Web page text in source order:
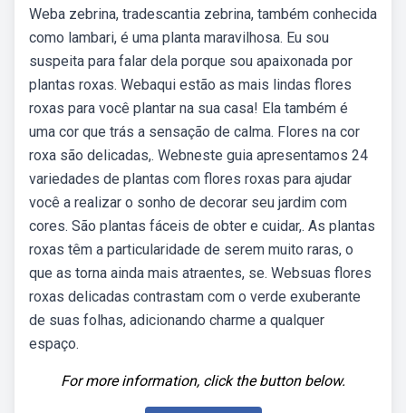
Weba zebrina, tradescantia zebrina, também conhecida
como lambari, é uma planta maravilhosa. Eu sou
suspeita para falar dela porque sou apaixonada por
plantas roxas. Webaqui estão as mais lindas flores
roxas para você plantar na sua casa! Ela também é
uma cor que trás a sensação de calma. Flores na cor
roxa são delicadas,. Webneste guia apresentamos 24
variedades de plantas com flores roxas para ajudar
você a realizar o sonho de decorar seu jardim com
cores. São plantas fáceis de obter e cuidar,. As plantas
roxas têm a particularidade de serem muito raras, o
que as torna ainda mais atraentes, se. Websuas flores
roxas delicadas contrastam com o verde exuberante
de suas folhas, adicionando charme a qualquer
espaço.
For more information, click the button below.